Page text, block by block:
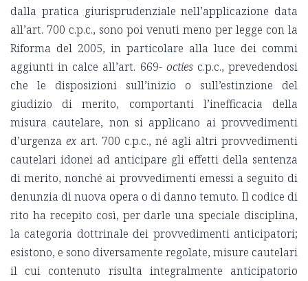
dalla pratica giurisprudenziale nell’applicazione data
all’art. 700 c.p.c., sono poi venuti meno per legge con la
Riforma del 2005, in particolare alla luce dei commi
aggiunti in calce all’art. 669- octiesc.p.c., prevedendosi
che le disposizioni sull’inizio o sull’estinzione del
giudizio di merito, comportanti l’inefficacia della
misura cautelare, non si applicano ai provvedimenti
d’urgenza exart. 700 c.p.c., né agli altri provvedimenti
cautelari idonei ad anticipare gli effetti della sentenza
di merito, nonché ai provvedimenti emessi a seguito di
denunzia di nuova opera o di danno temuto. Il codice di
rito ha recepito così, per darle una speciale disciplina,
la categoria dottrinale dei provvedimenti anticipatori;
esistono, e sono diversamente regolate, misure cautelari
il cui contenuto risulta integralmente anticipatorio